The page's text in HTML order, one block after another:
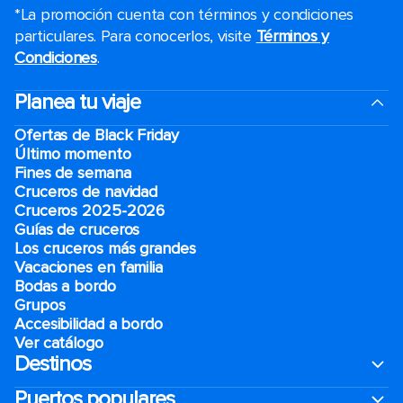
*La promoción cuenta con términos y condiciones
particulares. Para conocerlos, visite Términos y
Condiciones.
Planea tu viaje
Ofertas de Black Friday
Último momento
Fines de semana
Cruceros de navidad
Cruceros 2025-2026
Guías de cruceros
Los cruceros más grandes
Vacaciones en familia
Bodas a bordo
Grupos
Accesibilidad a bordo
Ver catálogo
Destinos